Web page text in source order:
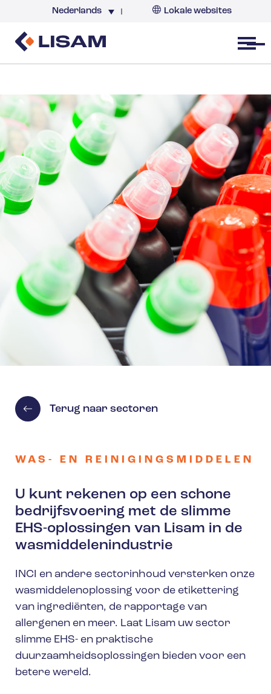
Nederlands Lokale websites
Open menu
Terug naar sectoren
WAS- EN REINIGINGSMIDDELEN
U kunt rekenen op een schone
bedrijfsvoering met de slimme
EHS-oplossingen van Lisam in de
wasmiddelenindustrie
INCI en andere sectorinhoud versterken onze
wasmiddelenoplossing voor de etikettering
van ingrediënten, de rapportage van
allergenen en meer. Laat Lisam uw sector
slimme EHS- en praktische
duurzaamheidsoplossingen bieden voor een
betere wereld.